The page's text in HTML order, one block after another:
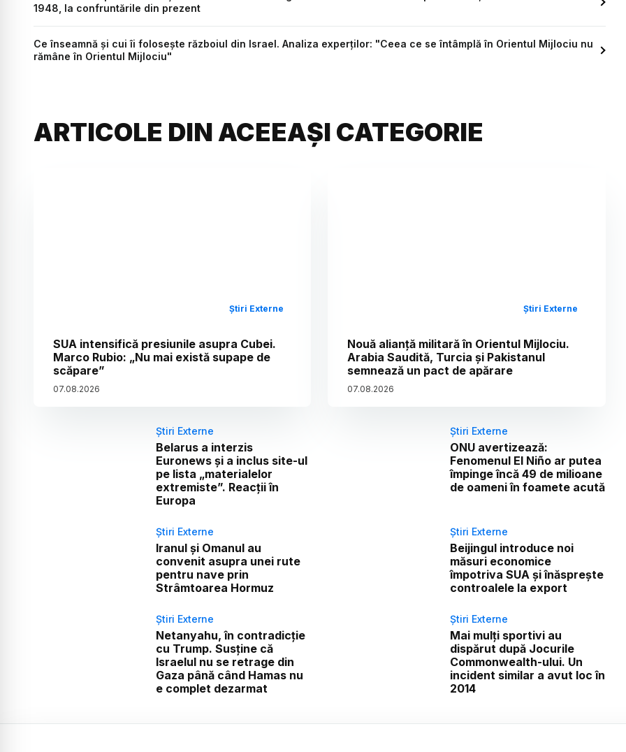
1948, la confruntările din prezent
Ce înseamnă și cui îi folosește războiul din Israel. Analiza experților: "Ceea ce se întâmplă în Orientul Mijlociu nu
rămâne în Orientul Mijlociu"
ARTICOLE DIN ACEEAȘI CATEGORIE
Știri Externe
SUA intensifică presiunile asupra Cubei.
Marco Rubio: „Nu mai există supape de
scăpare”
07.08.2026
Știri Externe
Nouă alianță militară în Orientul Mijlociu.
Arabia Saudită, Turcia și Pakistanul
semnează un pact de apărare
07.08.2026
Știri Externe
Belarus a interzis
Euronews și a inclus site-ul
pe lista „materialelor
extremiste”. Reacții în
Europa
Știri Externe
ONU avertizează:
Fenomenul El Niño ar putea
împinge încă 49 de milioane
de oameni în foamete acută
Știri Externe
Iranul și Omanul au
convenit asupra unei rute
pentru nave prin
Strâmtoarea Hormuz
Știri Externe
Beijingul introduce noi
măsuri economice
împotriva SUA și înăsprește
controalele la export
Știri Externe
Netanyahu, în contradicție
cu Trump. Susține că
Israelul nu se retrage din
Gaza până când Hamas nu
e complet dezarmat
Știri Externe
Mai mulți sportivi au
dispărut după Jocurile
Commonwealth-ului. Un
incident similar a avut loc în
2014